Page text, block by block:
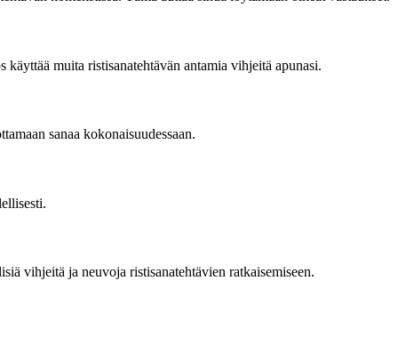
muita ristisanatehtävän antamia vihjeitä apunasi.
sanaa kokonaisuudessaan.
vihjeitä ja neuvoja ristisanatehtävien ratkaisemiseen.